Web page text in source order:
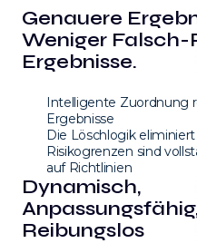
Genauere
Weniger Falsch-
Ergebnisse.
Intelligente Zuordnung
Ergebnisse
Die Löschlogik
Risikogrenzen sind
auf Richtlinien
Dynamisch,
Reibungslos